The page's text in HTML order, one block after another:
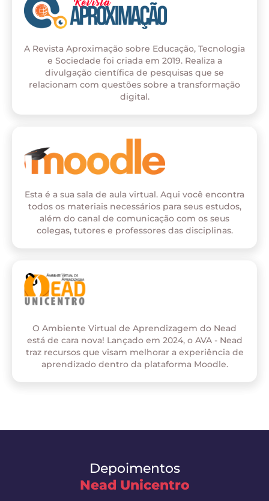
A Revista Aproximação sobre Educação, Tecnologia
e Sociedade foi criada em 2019. Realiza a
divulgação científica de pesquisas que se
relacionam com questões sobre a transformação
digital.
Esta é a sua sala de aula virtual. Aqui você encontra
todos os materiais necessários para seus estudos,
além do canal de comunicação com os seus
colegas, tutores e professores das disciplinas.
O Ambiente Virtual de Aprendizagem do Nead
está de cara nova! Lançado em 2024, o AVA - Nead
traz recursos que visam melhorar a experiência de
aprendizado dentro da plataforma Moodle.
Depoimentos
Nead Unicentro